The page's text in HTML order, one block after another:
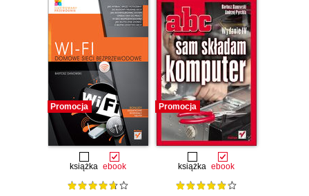
Promocja
książka ebook
Promocja
książka ebook